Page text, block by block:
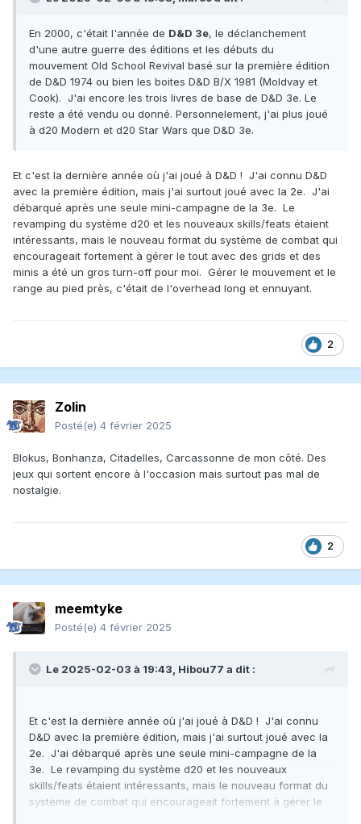
En 2000, c'était l'année de D&D 3e, le déclanchement
d'une autre guerre des éditions et les débuts du
mouvement Old School Revival basé sur la première édition
de D&D 1974 ou bien les boites D&D B/X 1981 (Moldvay et
Cook). J'ai encore les trois livres de base de D&D 3e. Le
reste a été vendu ou donné. Personnelement, j'ai plus joué
à d20 Modern et d20 Star Wars que D&D 3e.
Et c'est la dernière année où j'ai joué à D&D ! J'ai connu D&D
avec la première édition, mais j'ai surtout joué avec la 2e. J'ai
débarqué après une seule mini-campagne de la 3e. Le
revamping du système d20 et les nouveaux skills/feats étaient
intéressants, mais le nouveau format du système de combat qui
encourageait fortement à gérer le tout avec des grids et des
minis a été un gros turn-off pour moi. Gérer le mouvement et le
range au pied près, c'était de l'overhead long et ennuyant.
2
Zolin
Posté(e) 4 février 2025
Blokus, Bonhanza, Citadelles, Carcassonne de mon côté. Des
jeux qui sortent encore à l'occasion mais surtout pas mal de
nostalgie.
2
meemtyke
Posté(e) 4 février 2025
Le 2025-02-03 à 19:43, Hibou77 a dit :
Et c'est la dernière année où j'ai joué à D&D ! J'ai connu
D&D avec la première édition, mais j'ai surtout joué avec la
2e. J'ai débarqué après une seule mini-campagne de la
3e. Le revamping du système d20 et les nouveaux
skills/feats étaient intéressants, mais le nouveau format du
système de combat qui encourageait fortement à gérer le